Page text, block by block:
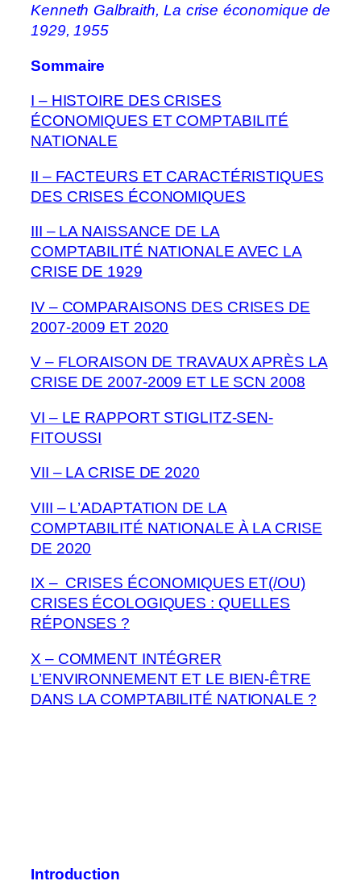
Kenneth Galbraith, La crise économique de
1929, 1955
Sommaire
I – HISTOIRE DES CRISES
ÉCONOMIQUES ET COMPTABILITÉ
NATIONALE
II – FACTEURS ET CARACTÉRISTIQUES
DES CRISES ÉCONOMIQUES
III – LA NAISSANCE DE LA
COMPTABILITÉ NATIONALE AVEC LA
CRISE DE 1929
IV – COMPARAISONS DES CRISES DE
2007-2009 ET 2020
V – FLORAISON DE TRAVAUX APRÈS LA
CRISE DE 2007-2009 ET LE SCN 2008
VI – LE RAPPORT STIGLITZ-SEN-
FITOUSSI
VII – LA CRISE DE 2020
VIII – L’ADAPTATION DE LA
COMPTABILITÉ NATIONALE À LA CRISE
DE 2020
IX – CRISES ÉCONOMIQUES ET(/OU)
CRISES ÉCOLOGIQUES : QUELLES
RÉPONSES ?
X – COMMENT INTÉGRER
L’ENVIRONNEMENT ET LE BIEN-ÊTRE
DANS LA COMPTABILITÉ NATIONALE ?
Introduction